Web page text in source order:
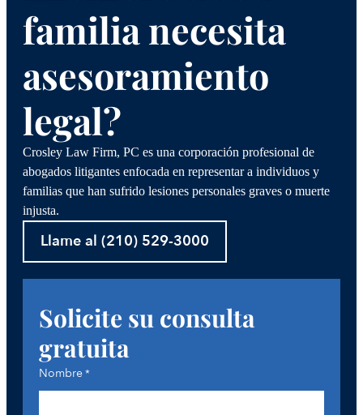
familia necesita
asesoramiento
legal?
Crosley Law Firm, PC es una corporación profesional de
abogados litigantes enfocada en representar a individuos y
familias que han sufrido lesiones personales graves o muerte
injusta.
Llame al (210) 529-3000
Solicite su consulta
gratuita
Nombre*